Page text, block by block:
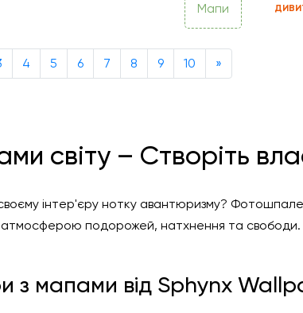
Мапи
4 5 6 7 8 9 10 »
світу – Створіть
інтер'єру нотку авантюризму?
атмосферою подорожей, натхнення та
з мапами від Sphynx